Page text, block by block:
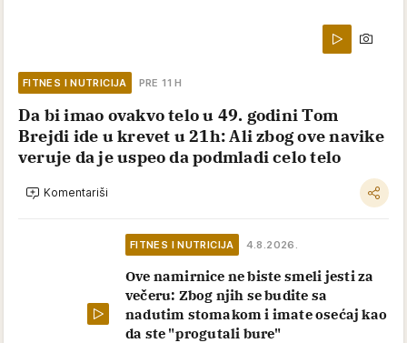
FITNES I NUTRICIJA PRE 11 H
Da bi imao ovakvo telo u 49. godini Tom
Brejdi ide u krevet u 21h: Ali zbog ove navike
veruje da je uspeo da podmladi celo telo
Komentariši
FITNES I NUTRICIJA 4.8.2026.
Ove namirnice ne biste smeli jesti za
večeru: Zbog njih se budite sa
nadutim stomakom i imate osećaj kao
da ste "progutali bure"